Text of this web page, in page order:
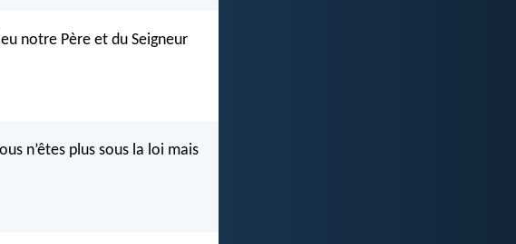
notre Père et du Seigneur
n’êtes plus sous la loi mais